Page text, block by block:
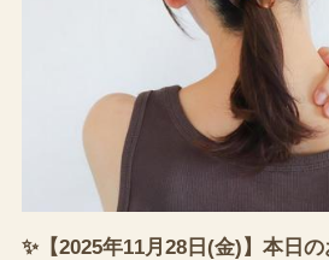
✨【2025年11月28日(金)】本日の